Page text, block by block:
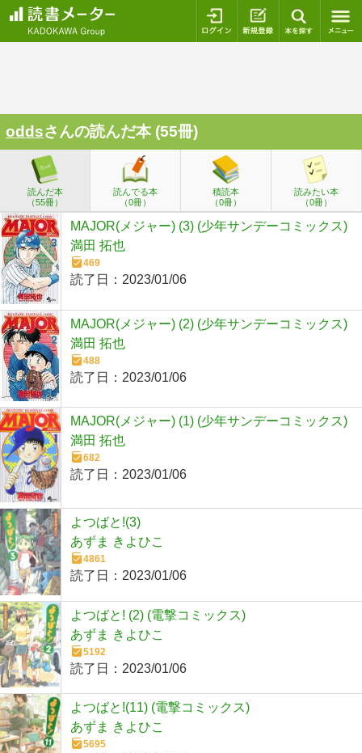
ログイン 新規登録
oddsさんの読んだ本 (55冊)
読んだ本
（55冊）
読んでる本
（0冊）
積読本
（0冊）
読みたい本
（0冊）
MAJOR(メジャー) (3) (少年サンデーコミックス)
満田 拓也
469
読了日： 2023/01/06
MAJOR(メジャー) (2) (少年サンデーコミックス)
満田 拓也
488
読了日： 2023/01/06
MAJOR(メジャー) (1) (少年サンデーコミックス)
満田 拓也
682
読了日： 2023/01/06
よつばと!(3)
あずま きよひこ
4861
読了日： 2023/01/06
よつばと! (2) (電撃コミックス)
あずま きよひこ
5192
読了日： 2023/01/06
よつばと!(11) (電撃コミックス)
あずま きよひこ
5695